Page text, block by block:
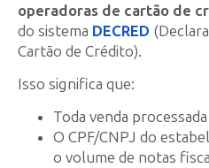
operadoras de cartão de
do sistema DECRED
Cartão de Crédito).
Isso significa que:
Toda venda
O CPF/CNPJ do
o volume de notas